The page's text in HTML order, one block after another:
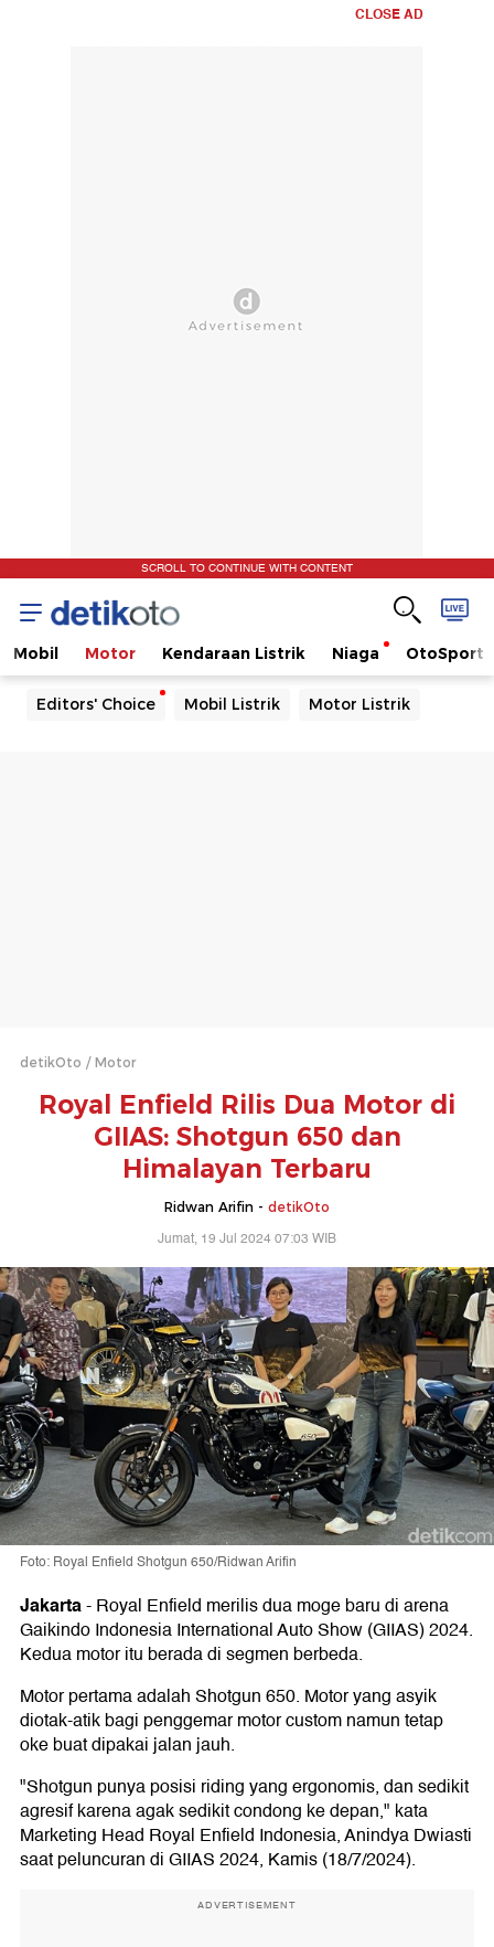
CLOSE AD
SCROLL TO CONTINUE WITH CONTENT
Mobil Motor Kendaraan Listrik Niaga OtoSport
Editors' Choice Mobil Listrik Motor Listrik
detikOto Motor
Royal Enfield Rilis Dua Motor di
GIIAS: Shotgun 650 dan
Himalayan Terbaru
Ridwan Arifin - detikOto
Jumat, 19 Jul 2024 07:03 WIB
Foto: Royal Enfield Shotgun 650/Ridwan Arifin
Jakarta-Royal Enfield merilis dua moge baru di arena
Gaikindo Indonesia International Auto Show (GIIAS) 2024.
Kedua motor itu berada di segmen berbeda.
Motor pertama adalah Shotgun 650. Motor yang asyik
diotak-atik bagi penggemar motor custom namun tetap
oke buat dipakai jalan jauh.
"Shotgun punya posisi riding yang ergonomis, dan sedikit
agresif karena agak sedikit condong ke depan," kata
Marketing Head Royal Enfield Indonesia, Anindya Dwiasti
saat peluncuran di GIIAS 2024, Kamis (18/7/2024).
ADVERTISEMENT